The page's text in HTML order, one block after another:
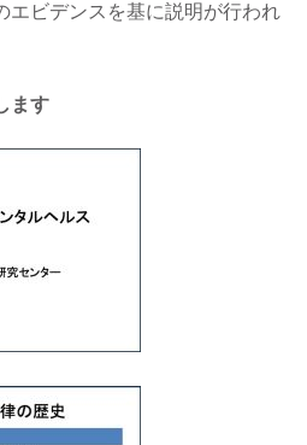
エビデンスを基に説明が行われ
ます